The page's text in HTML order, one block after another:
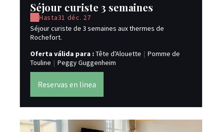
Séjour curiste 3 semaines
Hasta31 déc. 27
Séjour curiste de 3 semaines aux thermes de
Rochefort.
Oferta válida para : Tête d'Alouette | Pomme de
Touline | Peggy Guggenheim
Reservas en linea